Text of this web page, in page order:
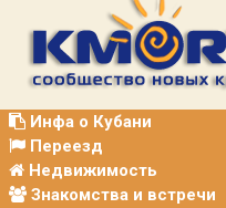
Инфа о Кубани
Переезд
Недвижимость
Знакомства и встречи